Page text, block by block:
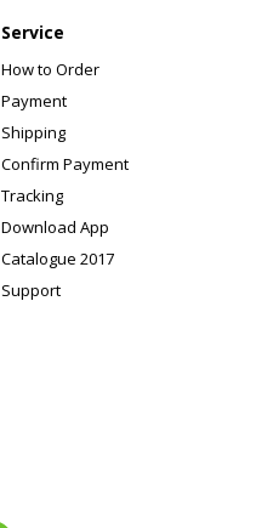
Service
How to Order
Payment
Shipping
Confirm Payment
Tracking
Download App
Catalogue 2017
Support